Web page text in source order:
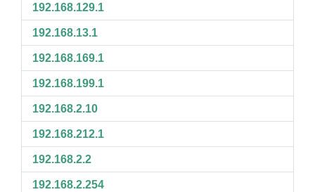
192.168.129.1
192.168.13.1
192.168.169.1
192.168.199.1
192.168.2.10
192.168.212.1
192.168.2.2
192.168.2.254